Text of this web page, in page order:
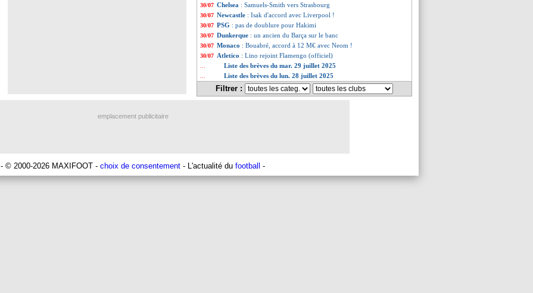
30/07 Chelsea : Samuels-Smith vers Strasbourg
30/07 Newcastle : Isak d'accord avec Liverpool !
30/07 PSG : pas de doublure pour Hakimi
30/07 Dunkerque : un ancien du Barça sur le banc
30/07 Monaco : Bouabré, accord à 12 M€ avec Neom !
30/07 Atletico : Lino rejoint Flamengo (officiel)
Liste des brèves du mar. 29 juillet 2025
Liste des brèves du lun. 28 juillet 2025
Filtrer :
emplacement publicitaire
- © 2000-2026 MAXIFOOT - choix de consentement - L'actualité du football -